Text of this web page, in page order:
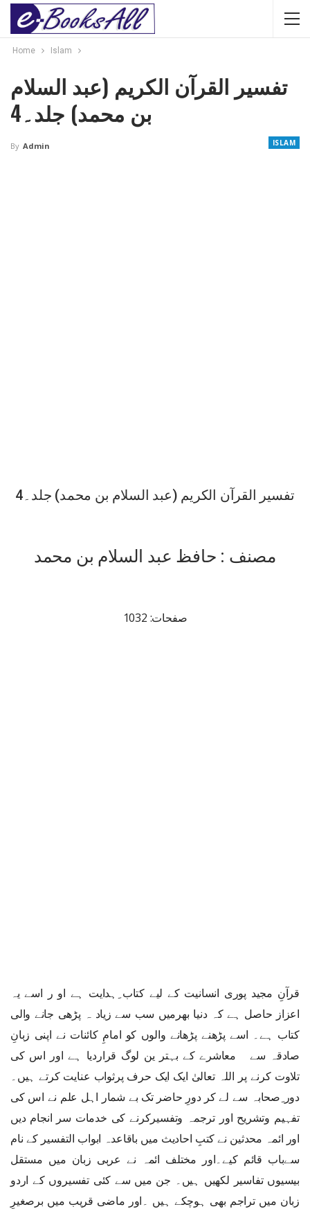
Home Islam
تفسیر القرآن الکریم (عبد السلام
بن محمد) جلد۔4
ISLAM
By Admin
تفسیر القرآن الکریم (عبد السلام بن محمد) جلد۔4
مصنف : حافظ عبد السلام بن محمد
صفحات: 1032
قرآنِ مجید پوری انسانیت کے لیے کتاب ِہدایت ہے او ر اسے یہ
اعزاز حاصل ہے کہ دنیا بھرمیں سب سے زیاد ہ پڑھی جانے والی
کتاب ہے۔ اسے پڑھنے پڑھانے والوں کو امامِ کائنات نے اپنی زبانِ
صادقہ سے معاشرے کے بہتر ین لوگ قراردیا ہے اور اس کی
تلاوت کرنے پر اللہ تعالیٰ ایک ایک حرف پرثواب عنایت کرتے ہیں۔
دور ِصحابہ سے لے کر دورِ حاضر تک بے شمار اہل علم نے اس کی
تفہیم وتشریح اور ترجمہ وتفسیرکرنے کی خدمات سر انجام دیں
اور ائمہ محدثین نے کتبِ احادیث میں باقاعدہ ابواب التفسیر کے نام
سےباب قائم کیے۔اور مختلف ائمہ نے عربی زبان میں مستقل
بیسیوں تفاسیر لکھیں ہیں۔ جن میں سے کئی تفسیروں کے اردو
زبان میں تراجم بھی ہوچکے ہیں ۔اور ماضی قریب میں برصغیرِ